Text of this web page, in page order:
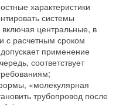
характеристики
системы
центральные, в
с расчетным сроком
применение
соответствует
«молекулярная
трубопровод после
муфт из
канализационных